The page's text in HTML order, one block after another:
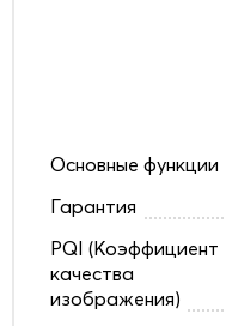
Основные функции
Гарантия
PQI (Коэффициент
качества
изображения)